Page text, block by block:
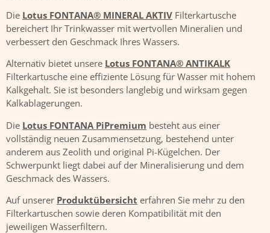
Die Lotus FONTANA® MINERAL AKTIV Filterkartusche
bereichert Ihr Trinkwasser mit wertvollen Mineralien und
verbessert den Geschmack Ihres Wassers.
Alternativ bietet unsere Lotus FONTANA® ANTIKALK
Filterkartusche eine effiziente Lösung für Wasser mit hohem
Kalkgehalt. Sie ist besonders langlebig und wirksam gegen
Kalkablagerungen.
Die Lotus FONTANA PiPremium besteht aus einer
vollständig neuen Zusammensetzung, bestehend unter
anderem aus Zeolith und original Pi-Kügelchen. Der
Schwerpunkt liegt dabei auf der Mineralisierung und dem
Geschmack des Wassers.
Auf unserer Produktübersicht erfahren Sie mehr zu den
Filterkartuschen sowie deren Kompatibilität mit den
jeweiligen Wasserfiltern.